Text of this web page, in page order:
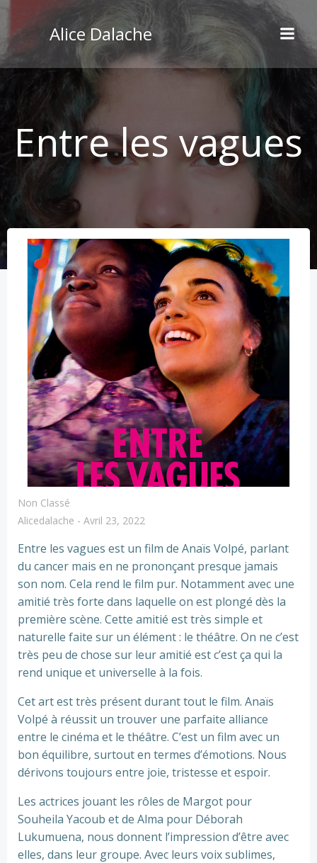
Aller
contenu
Alice Dalache
Entre les vagues
Non Classé
Alicedalache - Avril 23, 2022
Entre les vagues est un film de Anaïs Volpé, parlant
du cancer mais en ne prononçant presque jamais
son nom. Cela rend le film pur. Notamment avec une
amitié très forte dans laquelle on est plongé dès la
première scène. Cette amitié est très simple et
naturelle faite sur un élément : le théâtre. On ne c’est
très peu de chose sur leur amitié est c’est ça qui la
rend unique et universelle à la fois.
Cet art est très présent durant tout le film. Anaïs
Volpé à réussit un trouver une parfaite alliance
entre le cinéma et le théâtre. C’est un film avec un
bon équilibre, surtout en termes d’émotions. Nous
dérivons toujours entre joie, tristesse et espoir.
Les actrices jouant les rôles de Margot pour
Souheila Yacoub et de Alma pour Déborah
Lukumuena, nous donnent l’impression d’être avec
elles, dans leur groupe. Avec leurs voix sublimes,